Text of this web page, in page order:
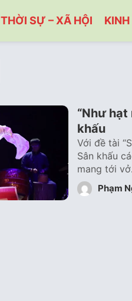
THỜI SỰ – XÃ HỘI
“Như hạt
khấu
Với đề tài
Sân khấu
mang tới
Phạm